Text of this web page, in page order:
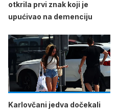
otkrila prvi znak koji je
upućivao na demenciju
Karlovčani jedva dočekali